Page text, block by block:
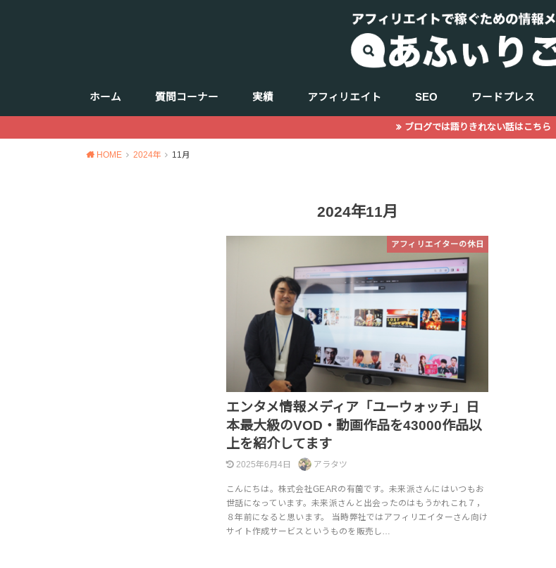
ホーム 質問コーナー 実績 アフィリエイト
商品（ジャンル選定）
SEO
記事の書き方
サーチコンソール
アクセス解析
ワードプレス
ブログでは語りきれない話はこちら
HOME 2024年 11月
2024年11月
アフィリエイターの休日
エンタメ情報メディア「ユーウォッチ」日
本最大級のVOD・動画作品を43000作品以
上を紹介してます
2025年6月4日 アラタツ
こんにちは。株式会社GEARの有薗です。未来派さんにはいつもお
世話になっています。未来派さんと出会ったのはもうかれこれ７，
８年前になると思います。 当時弊社ではアフィリエイターさん向け
サイト作成サービスというものを販売し…